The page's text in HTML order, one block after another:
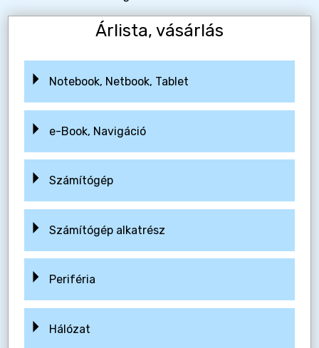
Árlista, vásárlás
Notebook, Netbook, Tablet
e-Book, Navigáció
Számítógép
Számítógép alkatrész
Periféria
Hálózat